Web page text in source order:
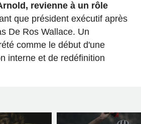
revienne à un rôle
que président exécutif après
De Ros Wallace. Un
comme le début d'une
interne et de redéfinition